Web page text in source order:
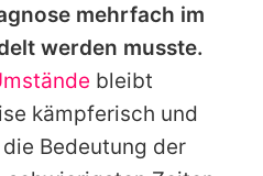
mehrfach im
werden musste.
bleibt
kämpferisch und
Bedeutung der